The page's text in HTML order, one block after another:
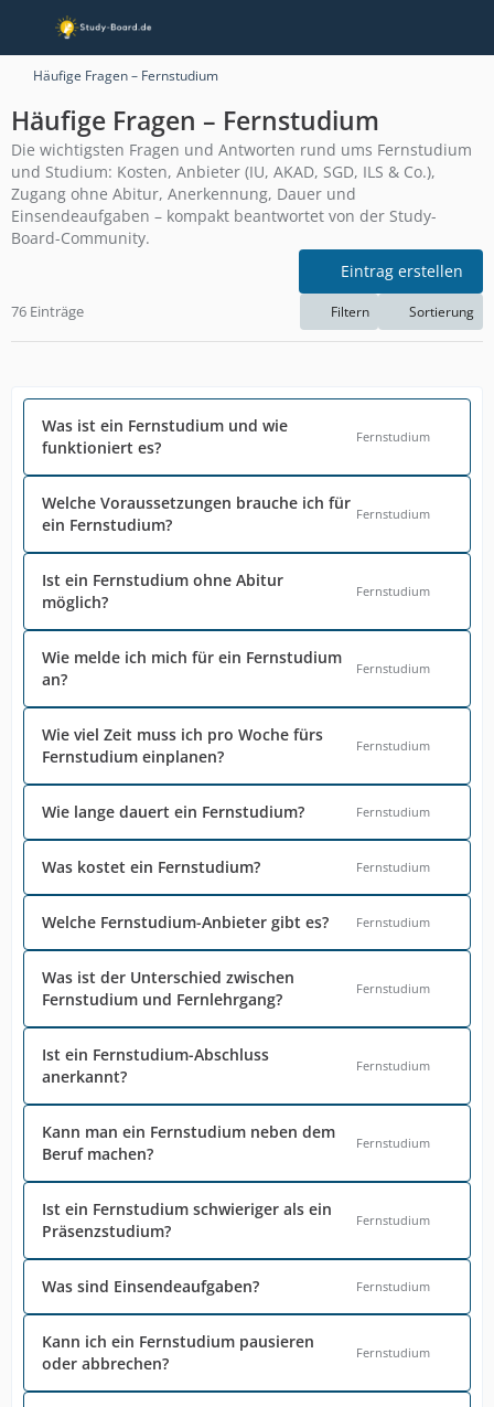
Häufige Fragen – Fernstudium
Häufige Fragen – Fernstudium
Die wichtigsten Fragen und Antworten rund ums Fernstudium
und Studium: Kosten, Anbieter (IU, AKAD, SGD, ILS & Co.),
Zugang ohne Abitur, Anerkennung, Dauer und
Einsendeaufgaben – kompakt beantwortet von der Study-
Board-Community.
Eintrag erstellen
76 Einträge Filtern Sortierung
Was ist ein Fernstudium und wie
funktioniert es?
Fernstudium
Welche Voraussetzungen brauche ich für
ein Fernstudium?
Fernstudium
Ist ein Fernstudium ohne Abitur
möglich?
Fernstudium
Wie melde ich mich für ein Fernstudium
an?
Fernstudium
Wie viel Zeit muss ich pro Woche fürs
Fernstudium einplanen?
Fernstudium
Wie lange dauert ein Fernstudium? Fernstudium
Was kostet ein Fernstudium? Fernstudium
Welche Fernstudium-Anbieter gibt es? Fernstudium
Was ist der Unterschied zwischen
Fernstudium und Fernlehrgang?
Fernstudium
Ist ein Fernstudium-Abschluss
anerkannt?
Fernstudium
Kann man ein Fernstudium neben dem
Beruf machen?
Fernstudium
Ist ein Fernstudium schwieriger als ein
Präsenzstudium?
Fernstudium
Was sind Einsendeaufgaben? Fernstudium
Kann ich ein Fernstudium pausieren
oder abbrechen?
Fernstudium